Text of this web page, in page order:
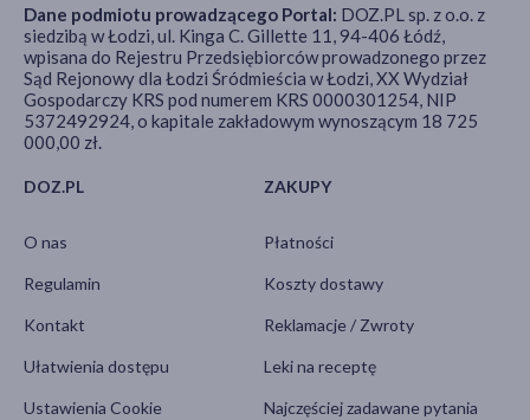
DOZ.PL
O nas
Regulamin
Kontakt
Ułatwienia dostępu
Ustawienia Cookie
ZAKUPY
Płatności
Koszty dostawy
Reklamacje / Zwroty
Leki na receptę
Najczęściej zadawane pytania
Dane podmiotu prowadzącego Portal: DOZ.PL sp. z o.o. z
siedzibą w Łodzi, ul. Kinga C. Gillette 11, 94-406 Łódź,
wpisana do Rejestru Przedsiębiorców prowadzonego przez
Sąd Rejonowy dla Łodzi Śródmieścia w Łodzi, XX Wydział
Gospodarczy KRS pod numerem KRS 0000301254, NIP
5372492924, o kapitale zakładowym wynoszącym 18 725
000,00 zł.